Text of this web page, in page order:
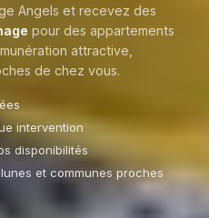
Angels et recevez des
pour des appartements
attractive,
de chez vous.
intervention
disponibilités
et communes proches